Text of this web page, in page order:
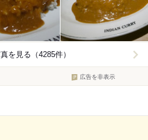
を見る（4285件）
広告を非表示